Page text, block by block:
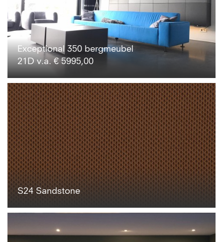
Exceptional 350 bergmeubel
21D v.a. € 5995,00
S24 Sandstone